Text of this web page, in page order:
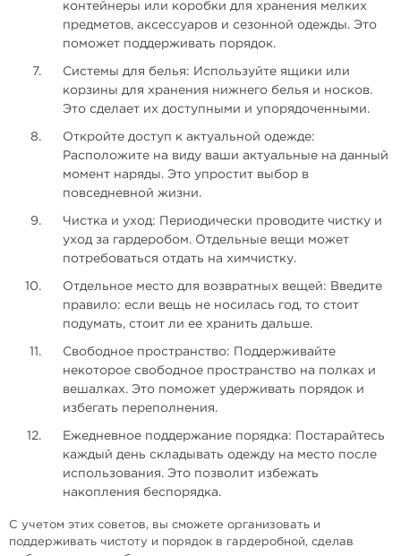
контейнеры или коробки для хранения мелких
предметов, аксессуаров и сезонной одежды. Это
поможет поддерживать порядок.
Системы для белья: Используйте ящики или
корзины для хранения нижнего белья и носков.
Это сделает их доступными и упорядоченными.
Откройте доступ к актуальной одежде:
Расположите на виду ваши актуальные на данный
момент наряды. Это упростит выбор в
повседневной жизни.
Чистка и уход: Периодически проводите чистку и
уход за гардеробом. Отдельные вещи может
потребоваться отдать на химчистку.
Отдельное место для возвратных вещей: Введите
правило: если вещь не носилась год, то стоит
подумать, стоит ли ее хранить дальше.
Свободное пространство: Поддерживайте
некоторое свободное пространство на полках и
вешалках. Это поможет удерживать порядок и
избегать переполнения.
Ежедневное поддержание порядка: Постарайтесь
каждый день складывать одежду на место после
использования. Это позволит избежать
накопления беспорядка.
С учетом этих советов, вы сможете организовать и
поддерживать чистоту и порядок в гардеробной, сделав